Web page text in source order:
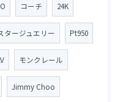
コーチ 24K
タージュエリー Pt950
モンクレール
Jimmy Choo